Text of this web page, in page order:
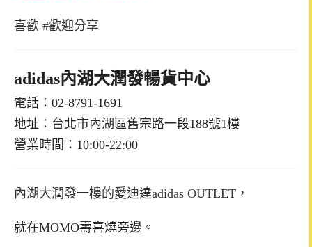
喜歡 #歡迎分享
adidas內湖大潤發暢貨中心
電話：02-8791-1691
地址：台北市內湖區舊宗路一段188號1樓
營業時間：10:00-22:00
內湖大潤發一樓的愛迪達adidas OUTLET，
就在MOMO壽喜燒旁邊。